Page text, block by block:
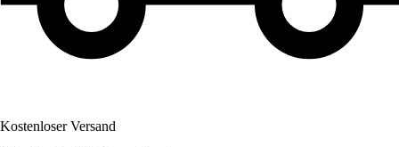
Kostenloser Versand